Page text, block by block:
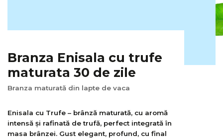
Branza Enisala cu trufe
maturata 30 de zile
Branza maturată din lapte de vaca
Enisala cu Trufe – brânză maturată, cu aromă
intensă și rafinată de trufă, perfect integrată în
masa brânzei. Gust elegant, profund, cu final